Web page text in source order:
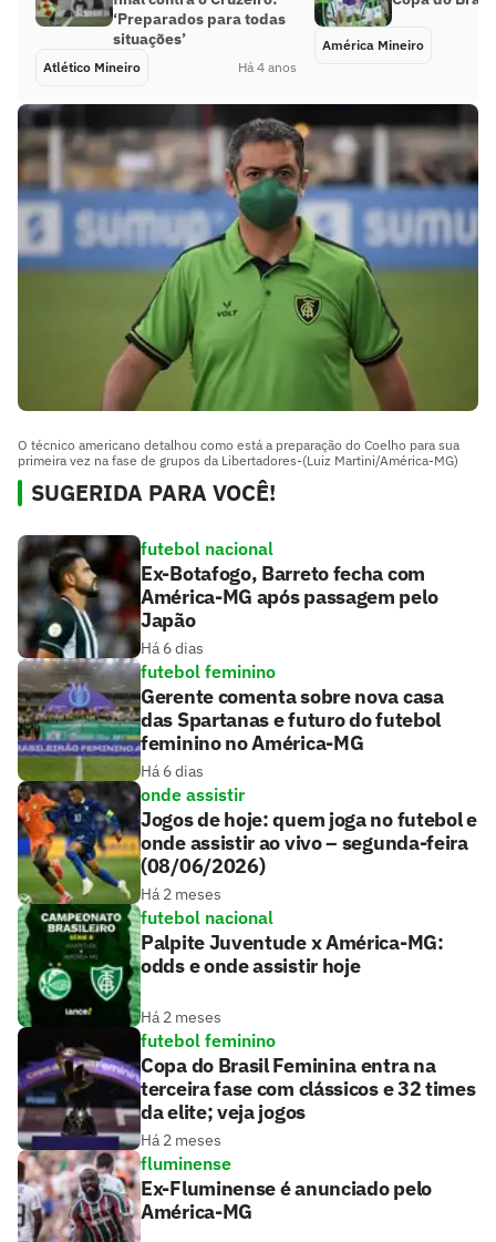
‘Preparados para todas
situações’
Atlético Mineiro Há 4 anos
América Mineiro
O técnico americano detalhou como está a preparação do Coelho para sua
primeira vez na fase de grupos da Libertadores-(Luiz Martini/América-MG)
SUGERIDA PARA VOCÊ!
futebol nacional
Ex-Botafogo, Barreto fecha com
América-MG após passagem pelo
Japão
Há 6 dias
futebol feminino
Gerente comenta sobre nova casa
das Spartanas e futuro do futebol
feminino no América-MG
Há 6 dias
onde assistir
Jogos de hoje: quem joga no futebol e
onde assistir ao vivo – segunda-feira
(08/06/2026)
Há 2 meses
futebol nacional
Palpite Juventude x América-MG:
odds e onde assistir hoje
Há 2 meses
futebol feminino
Copa do Brasil Feminina entra na
terceira fase com clássicos e 32 times
da elite; veja jogos
Há 2 meses
fluminense
Ex-Fluminense é anunciado pelo
América-MG